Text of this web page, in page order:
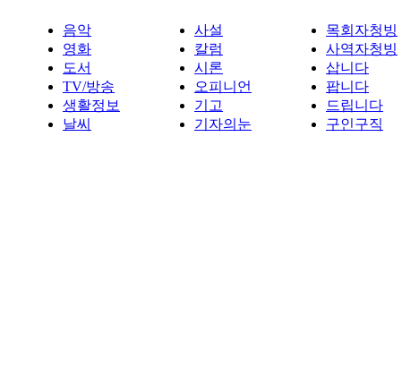
음악
영화
도서
TV/방송
생활정보
날씨
사설
칼럼
시론
오피니언
기고
기자의눈
목회자청빙
사역자청빙
삽니다
팝니다
드립니다
구인구직